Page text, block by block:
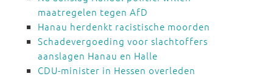
maatregelen tegen AfD
Hanau herdenkt racistische moorden
Schadevergoeding voor slachtoffers
aanslagen Hanau en Halle
CDU-minister in Hessen overleden